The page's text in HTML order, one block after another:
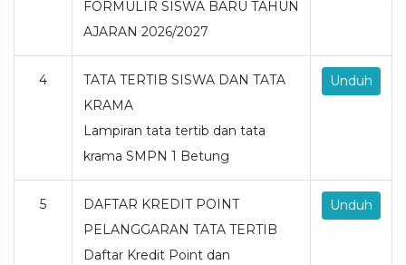
FORMULIR SISWA BARU TAHUN
AJARAN 2026/2027
4
TATA TERTIB SISWA DAN TATA
KRAMA
Lampiran tata tertib dan tata
krama SMPN 1 Betung
Unduh
5
DAFTAR KREDIT POINT
PELANGGARAN TATA TERTIB
Daftar Kredit Point dan
Unduh